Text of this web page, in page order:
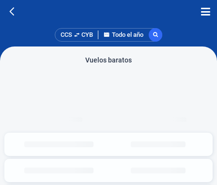
CCS CYB Todo el año
Vuelos baratos